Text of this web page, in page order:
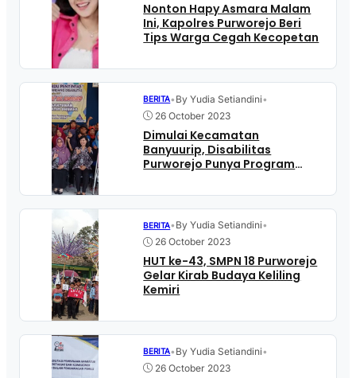
Nonton Hapy Asmara Malam
Ini, Kapolres Purworejo Beri
Tips Warga Cegah Kecopetan
BERITA• By Yudia Setiandini•
26 October 2023
Dimulai Kecamatan
Banyuurip, Disabilitas
Purworejo Punya Program
untuk Pembangunan Inklusif
BERITA• By Yudia Setiandini•
26 October 2023
HUT ke-43, SMPN 18 Purworejo
Gelar Kirab Budaya Keliling
Kemiri
BERITA• By Yudia Setiandini•
26 October 2023